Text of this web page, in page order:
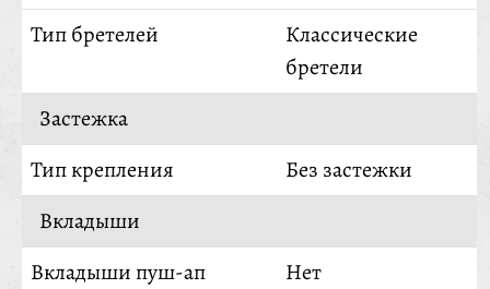
Тип бретелей
Классические
бретели
Застежка
Тип крепления
Без застежки
Вкладыши
Вкладыши пуш-ап
Нет